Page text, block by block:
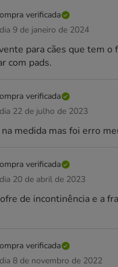
verificada
9 de janeiro de 2024
para cães que tem o
com pads.
verificada
22 de julho de 2023
medida mas foi erro
verificada
20 de abril de 2023
de incontinência e a
verificada
8 de novembro de 2022